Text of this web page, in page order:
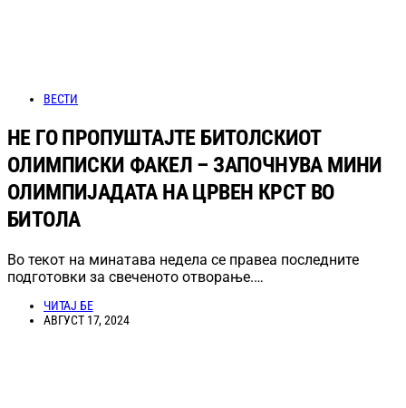
ВЕСТИ
НЕ ГО ПРОПУШТАЈТЕ БИТОЛСКИОТ
ОЛИМПИСКИ ФАКЕЛ – ЗАПОЧНУВА МИНИ
ОЛИМПИЈАДАТА НА ЦРВЕН КРСТ ВО
БИТОЛА
Во текот на минатава недела се правеа последните
подготовки за свеченото отворање.…
ЧИТАЈ БЕ
АВГУСТ 17, 2024